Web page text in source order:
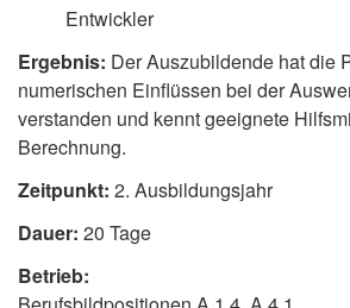
Entwickler
Ergebnis: Der Auszubildende hat die
numerischen Einflüssen bei der
verstanden und kennt geeignete
Berechnung.
Zeitpunkt: 2. Ausbildungsjahr
Dauer: 20 Tage
Betrieb: